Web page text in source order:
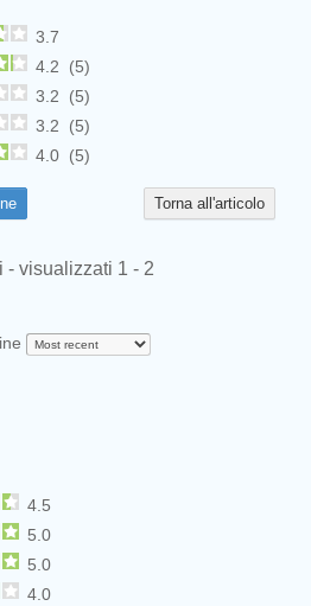
3.7
4.2 (5)
3.2 (5)
3.2 (5)
4.0 (5)
Torna all'articolo
- visualizzati 1 - 2
4.5
5.0
5.0
4.0